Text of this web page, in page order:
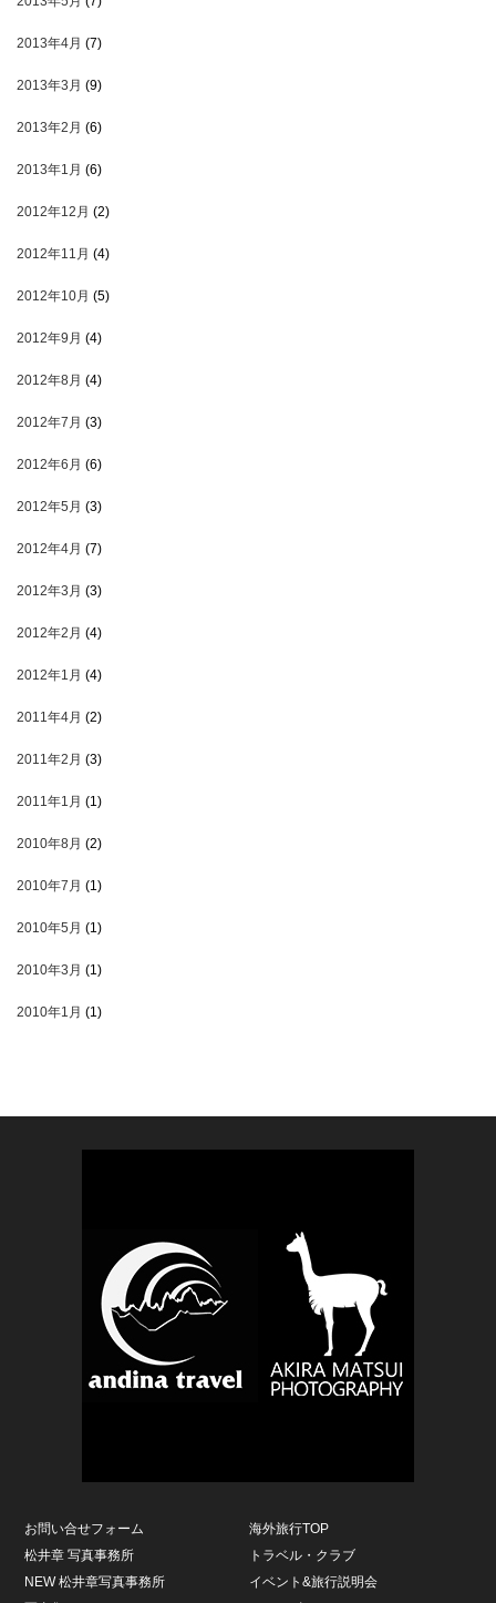
2013年4月 (7)
2013年3月 (9)
2013年2月 (6)
2013年1月 (6)
2012年12月 (2)
2012年11月 (4)
2012年10月 (5)
2012年9月 (4)
2012年8月 (4)
2012年7月 (3)
2012年6月 (6)
2012年5月 (3)
2012年4月 (7)
2012年3月 (3)
2012年2月 (4)
2012年1月 (4)
2011年4月 (2)
2011年2月 (3)
2011年1月 (1)
2010年8月 (2)
2010年7月 (1)
2010年5月 (1)
2010年3月 (1)
2010年1月 (1)
お問い合せフォーム
松井章 写真事務所
NEW 松井章写真事務所
海外旅行TOP
トラベル・クラブ
イベント&旅行説明会